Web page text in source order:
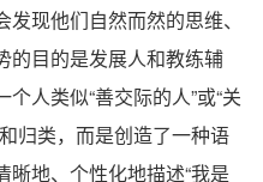
现他们自然而然的思维、
的目的是发展人和教练辅
人类似“善交际的人”或“关
归类，而是创造了一种语
地、个性化地描述“我是